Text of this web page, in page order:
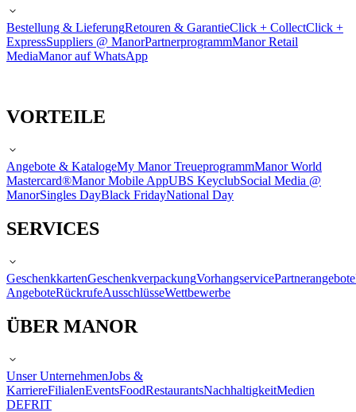
Bestellung & LieferungRetouren & GarantieClick + CollectClick +
ExpressSuppliers @ ManorPartnerprogrammManor Retail
MediaManor auf WhatsApp
VORTEILE
Angebote & KatalogeMy Manor TreueprogrammManor World
Mastercard®Manor Mobile AppUBS KeyclubSocial Media @
ManorSingles DayBlack FridayNational Day
SERVICES
GeschenkkartenGeschenkverpackungVorhangservicePartnerangebote
AngeboteRückrufeAusschlüsseWettbewerbe
ÜBER MANOR
Unser UnternehmenJobs &
KarriereFilialenEventsFoodRestaurantsNachhaltigkeitMedien
DEFRIT